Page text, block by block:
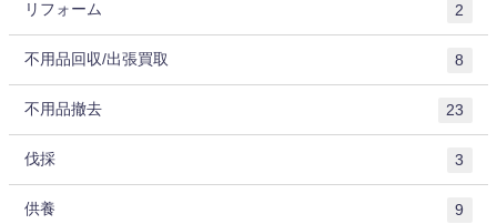
リフォーム 2
不用品回収/出張買取 8
不用品撤去 23
伐採 3
供養 9